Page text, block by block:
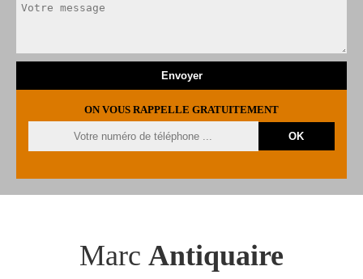
ON VOUS RAPPELLE GRATUITEMENT
Marc Antiquaire